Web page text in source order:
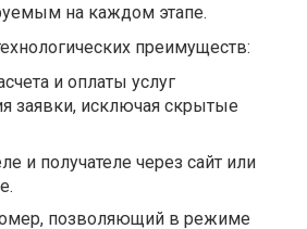
на каждом этапе.
преимуществ:
и оплаты услуг
заявки, исключая скрытые
и получателе через сайт или
позволяющий в режиме